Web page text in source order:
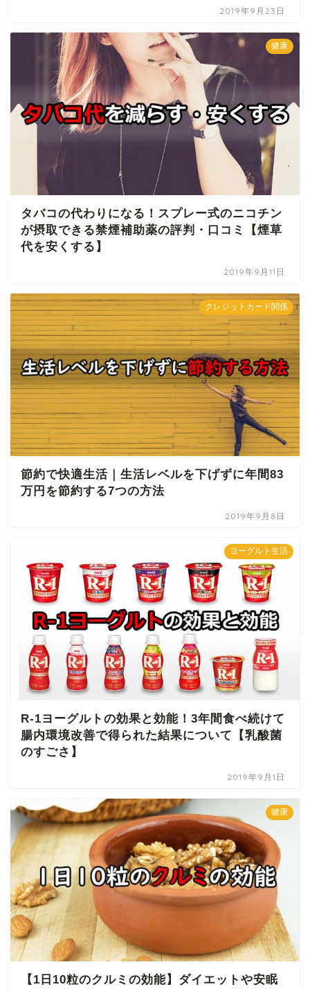
2019年9月23日
健康
タバコの代わりになる！スプレー式のニコチン
が摂取できる禁煙補助薬の評判・口コミ【煙草
代を安くする】
2019年9月11日
クレジットカード関係
節約で快適生活｜生活レベルを下げずに年間83
万円を節約する7つの方法
2019年9月8日
ヨーグルト生活
R-1ヨーグルトの効果と効能！3年間食べ続けて
腸内環境改善で得られた結果について【乳酸菌
のすごさ】
2019年9月1日
健康
【1日10粒のクルミの効能】ダイエットや安眠